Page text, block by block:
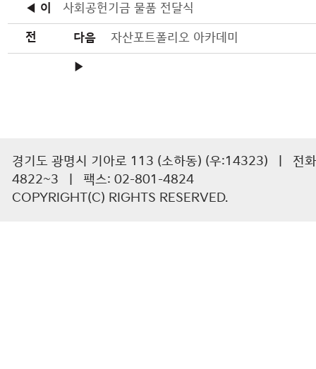
◀ 이
전
사회공헌기금 물품 전달식
다음
▶
자산포트폴리오 아카데미
경기도 광명시 기아로 113 (소하동) (우:14323) | 전
4822~3 | 팩스: 02-801-4824
COPYRIGHT(C) RIGHTS RESERVED.